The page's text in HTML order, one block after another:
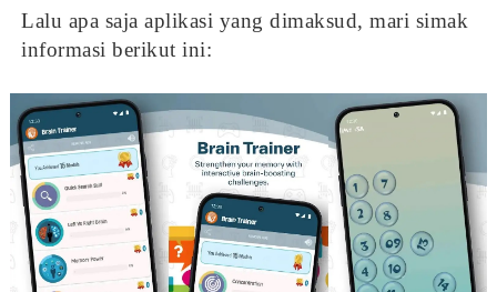
Lalu apa saja aplikasi yang dimaksud, mari simak
informasi berikut ini: